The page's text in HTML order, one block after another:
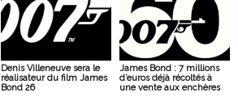
Denis Villeneuve sera le
réalisateur du film James
Bond 26
James Bond : 7 millions
d’euros déjà récoltés à
une vente aux enchères